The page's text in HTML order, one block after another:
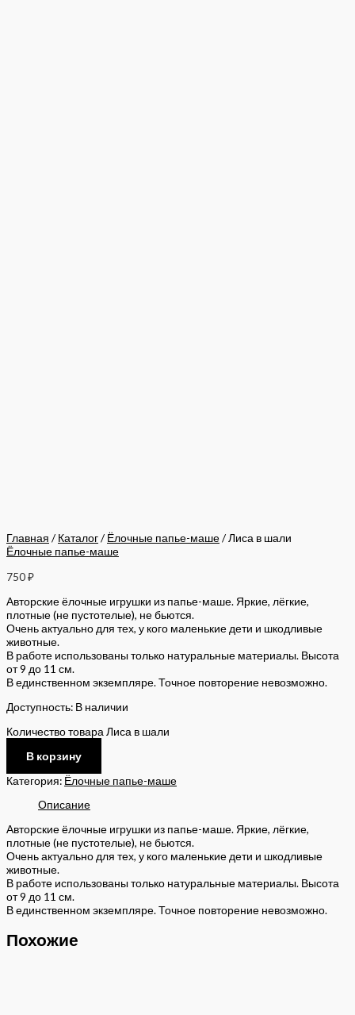
Главная / Каталог/ Ёлочные папье-маше/ Лиса в шали
Ёлочные папье-маше
750₽
Авторские ёлочные игрушки из папье-маше. Яркие, лёгкие,
плотные (не пустотелые), не бьются.
Очень актуально для тех, у кого маленькие дети и шкодливые
животные.
В работе использованы только натуральные материалы. Высота
от 9 до 11 см.
В единственном экземпляре. Точное повторение невозможно.
Доступность: В наличии
Количество товара Лиса в шали
В корзину
Категория: Ёлочные папье-маше
Описание
Авторские ёлочные игрушки из папье-маше. Яркие, лёгкие,
плотные (не пустотелые), не бьются.
Очень актуально для тех, у кого маленькие дети и шкодливые
животные.
В работе использованы только натуральные материалы. Высота
от 9 до 11 см.
В единственном экземпляре. Точное повторение невозможно.
Похожие